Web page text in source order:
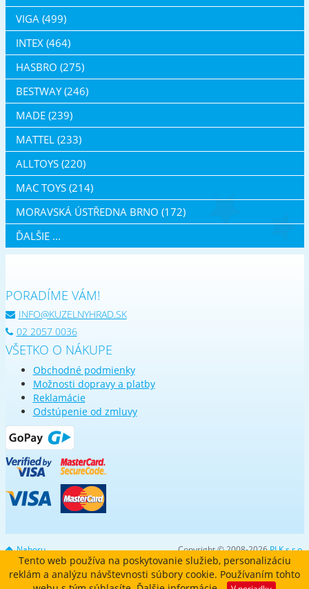
VIGA (499)
INTEX (464)
HASBRO (275)
BESTWAY (246)
MADE (239)
MATTEL (233)
ALLTOYS (220)
MAC TOYS (214)
MORAVSKÁ ÚSTŘEDNA BRNO (172)
ĎALŠIE ...
PORADÍME VÁM!
INFO@KUZELNYHRAD.SK
02 2057 0036
VŠETKO O NÁKUPE
Obchodné podmienky
Možnosti dopravy a platby
Reklamácie
Odstúpenie od zmluvy
Nahoru Copyright © 2008-2026PLK s.r.o.
Tento web používa na poskytovanie služieb, personalizáciu
reklám a analýzu návštevnosti súbory cookie. Používaním tohto